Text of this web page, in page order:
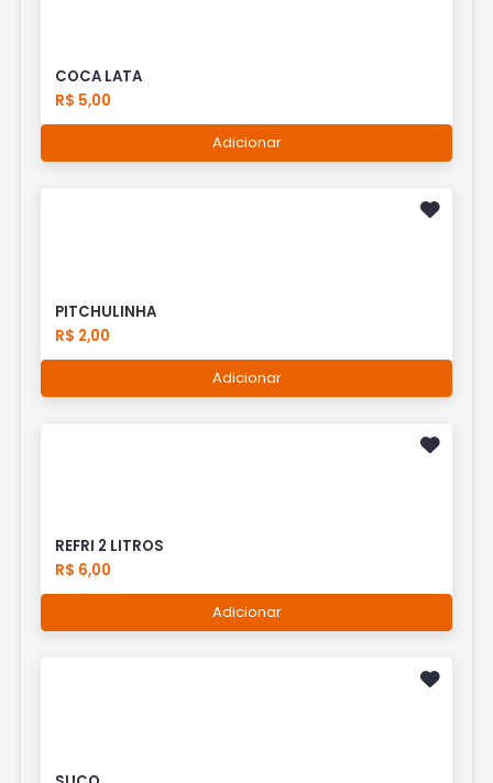
COCA LATA
R$ 5,00
Adicionar
PITCHULINHA
R$ 2,00
Adicionar
REFRI 2 LITROS
R$ 6,00
Adicionar